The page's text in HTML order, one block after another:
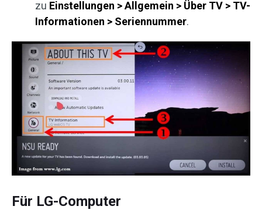
zu Einstellungen > Allgemein > Über TV > TV-
Informationen > Seriennummer.
Für LG-Computer